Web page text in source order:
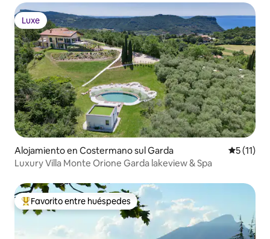
Luxe
Luxe
Alojamiento en Costermano sul Garda
5 (11)
Luxury Villa Monte Orione Garda lakeview & Spa
Favorito entre huéspedes preferido
Favorito entre huéspedes